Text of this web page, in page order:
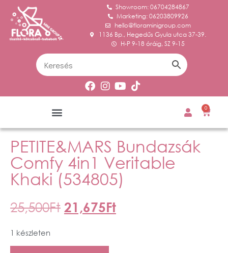
Showroom: 06704284867
Marketing: 06203809926
hello@floraminigroup.com
1136 Bp., Hegedűs Gyula utca 37-39.
H-P 9-18 óráig, SZ 9-15
0
PETITE&MARS Bundazsák
Comfy 4in1 Veritable
Khaki (534805)
25,500Ft 21,675Ft
1 készleten